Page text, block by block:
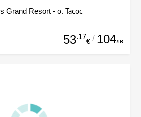
Grand Resort - о. Тасос
53.17
€ / 104лв.